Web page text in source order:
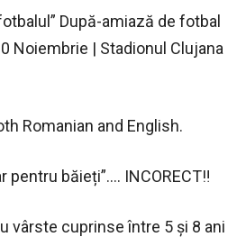
După-amiază de fotbal
Noiembrie | Stadionul Clujana
Romanian and English.
pentru băieți”…. INCORECT‼️
vârste cuprinse între 5 și 8 ani